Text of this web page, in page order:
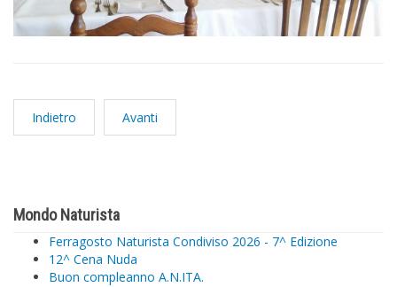
Indietro Avanti
Mondo Naturista
Ferragosto Naturista Condiviso 2026 - 7^ Edizione
12^ Cena Nuda
Buon compleanno A.N.ITA.